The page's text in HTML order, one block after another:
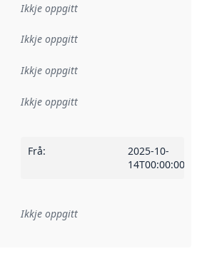
Ikkje oppgitt
Ikkje oppgitt
Ikkje oppgitt
Ikkje oppgitt
Frå:
2025-10-
14T00:00:00Z
Referanse til ei implementeringsregel eller
Ikkje oppgitt